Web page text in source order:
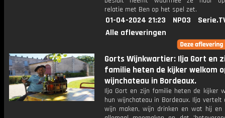
relatie met Ben op het spel zet.
01-04-2024 21:23 NPO3
Alle afleveringen
Gorts Wijnkwartier: Ilja Gort en
familie heten de kijker welkom
wijnchateau in Bordeaux.
Ilja Gort en zijn familie heten de kijker
hun wijnchateau in Bordeaux. Ilja vertelt
wijn maken, wijn drinken en wat hij en